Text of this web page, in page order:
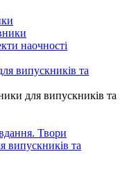
наочності
випускників та
для випускників та
Твори
випускників та